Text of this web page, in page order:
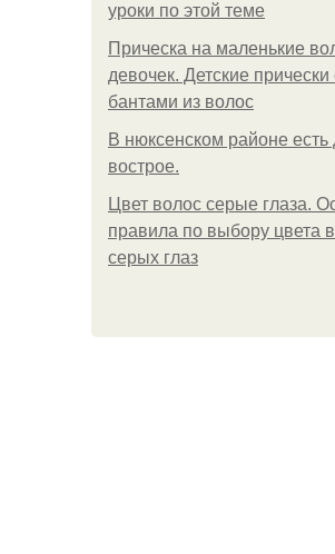
уроки по этой теме
Прическа на маленькие
девочек. Детские прически
бантами из волос
В нюксенском районе есть
вострое.
Цвет волос серые глаза.
правила по выбору цвета
серых глаз